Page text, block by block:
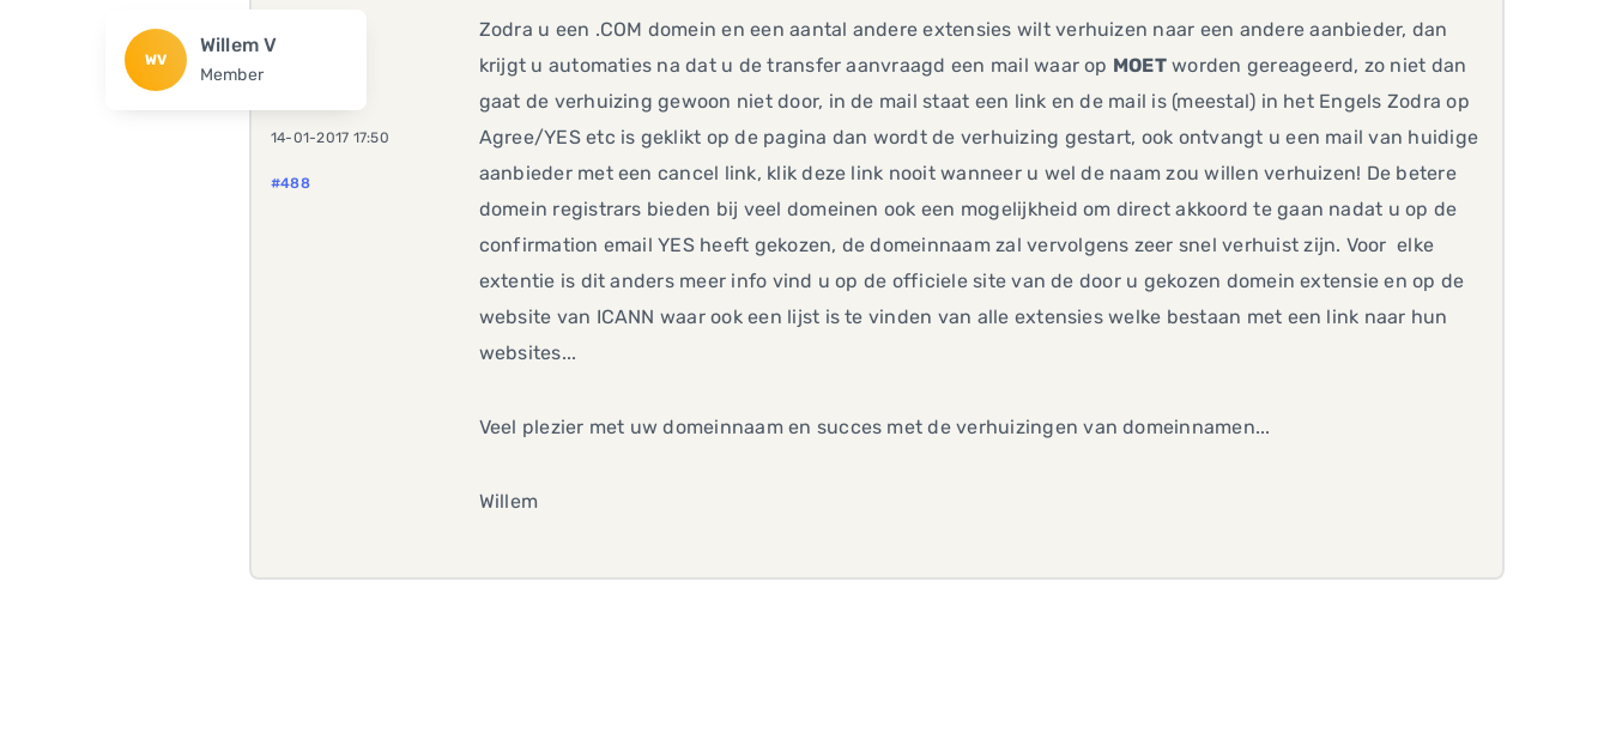
WV
Willem V
Member
14-01-2017 17:50
#488
Zodra u een .COM domein en een aantal andere extensies wilt verhuizen naar een andere aanbieder, dan
krijgt u automaties na dat u de transfer aanvraagd een mail waar op MOETworden gereageerd, zo niet dan
gaat de verhuizing gewoon niet door, in de mail staat een link en de mail is (meestal) in het Engels Zodra op
Agree/YES etc is geklikt op de pagina dan wordt de verhuizing gestart, ook ontvangt u een mail van huidige
aanbieder met een cancel link, klik deze link nooit wanneer u wel de naam zou willen verhuizen! De betere
domein registrars bieden bij veel domeinen ook een mogelijkheid om direct akkoord te gaan nadat u op de
confirmation email YES heeft gekozen, de domeinnaam zal vervolgens zeer snel verhuist zijn. Voor elke
extentie is dit anders meer info vind u op de officiele site van de door u gekozen domein extensie en op de
website van ICANN waar ook een lijst is te vinden van alle extensies welke bestaan met een link naar hun
websites...
Veel plezier met uw domeinnaam en succes met de verhuizingen van domeinnamen...
Willem